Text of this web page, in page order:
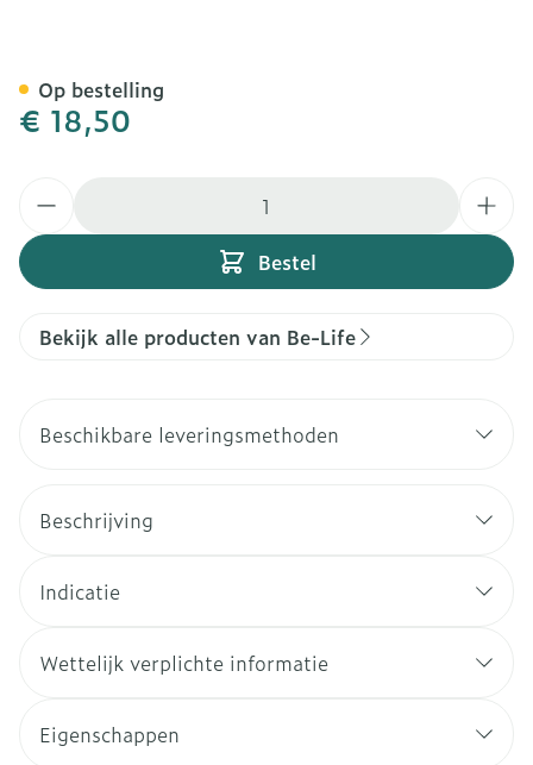
€ 18,50
Bestel
Op bestelling
Bekijk alle producten van Be-Life
Beschikbare leveringsmethoden
Beschrijving
Indicatie
Wettelijk verplichte informatie
Eigenschappen